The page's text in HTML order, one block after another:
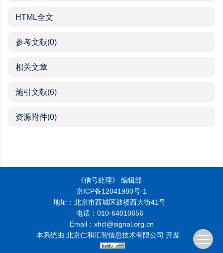
HTML全文
参考文献(0)
相关文章
施引文献(6)
资源附件(0)
《信号处理》 编辑部
京ICP备12041980号-1
地址：北京市西城区鼓楼西大街41号
电话：010-64010656
Email：xhcl@signal.org.cn
本系统由 北京仁和汇智信息技术有限公司 开发